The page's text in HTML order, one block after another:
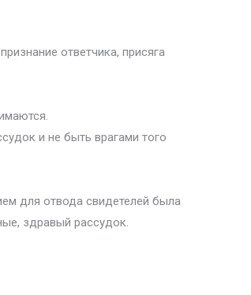
ответчика, присяга
и не быть врагами того
для отвода свидетелей была
здравый рассудок.